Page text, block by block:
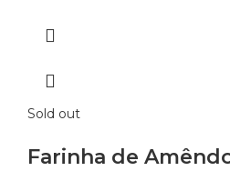
Sold out
Farinha de